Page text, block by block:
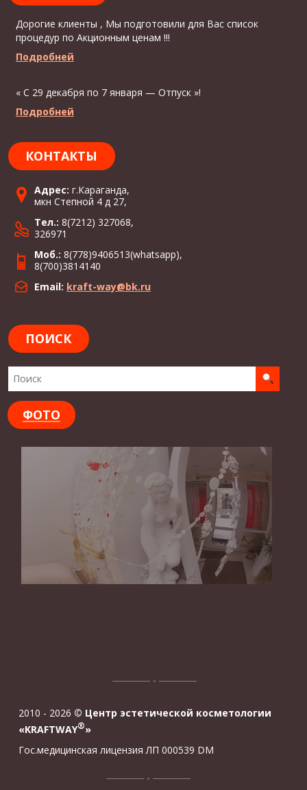
Дорогие клиенты , Мы подготовили для Вас список
процедур по Акционным ценам !!!
Подробней
« С 29 декабря по 7 января — Отпуск »!
Подробней
КОНТАКТЫ
Адрес: г.Караганда,
мкн Степной 4 д 27,
Тел.: 8(7212) 327068,
326971
Моб.: 8(778)9406513(whatsapp),
8(700)3814140
Email: kraft-way@bk.ru
ПОИСК
ФОТО
2010 - 2026 © Центр эстетической косметологии
«KRAFTWAY®»
Гос.медицинская лицензия ЛП 000539 DM